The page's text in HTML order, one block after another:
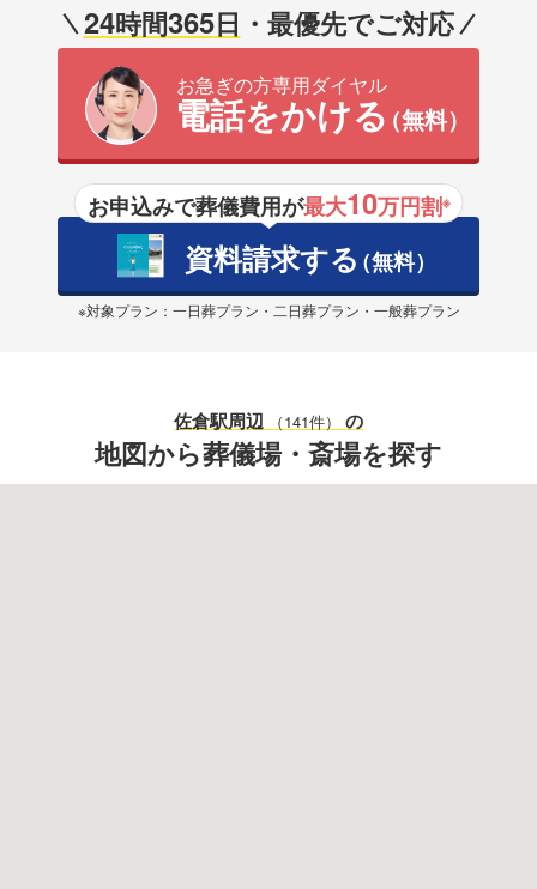
24時間365日 ・最優先でご対応
お急ぎの方専用ダイヤル
電話をかける（無料）
お申込みで葬儀費用が最大10万円割※
資料請求する（無料）
※対象プラン：一日葬プラン・二日葬プラン・一般葬プラン
佐倉駅周辺 （141件） の
地図から葬儀場・斎場を探す